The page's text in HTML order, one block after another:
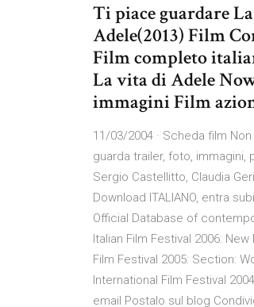
Ti piace guardare
Adele(2013) Film
Film completo
La vita di Adele
immagini Film
11/03/2004 · Scheda film
guarda trailer, foto,
Sergio Castellitto, Claudia
Download ITALIANO, entra
Official Database of
Italian Film Festival 2006:
Film Festival 2005: Section:
International Film Festival
email Postalo sul blog